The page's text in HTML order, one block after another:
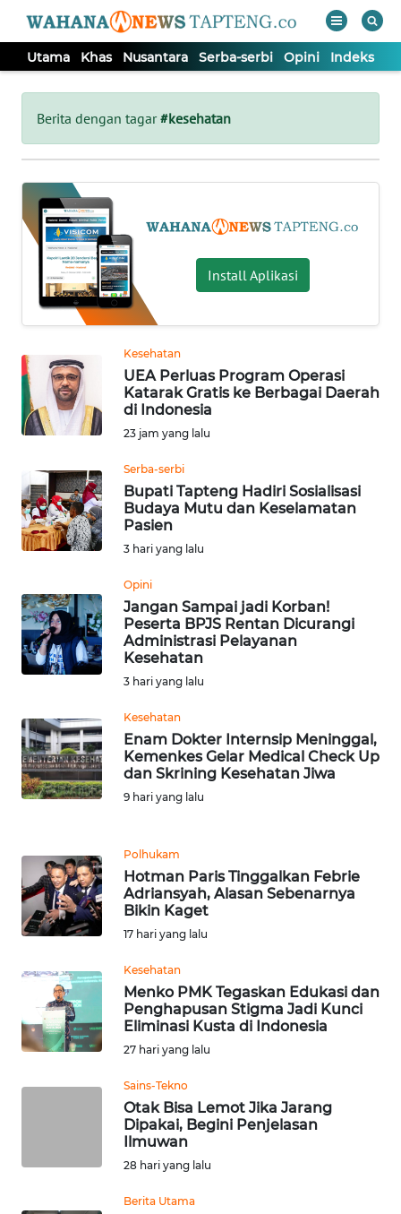
Utama Khas Nusantara Serba-serbi Opini Indeks
Berita dengan tagar#kesehatan
Install Aplikasi
Kesehatan
UEA Perluas Program Operasi
Katarak Gratis ke Berbagai Daerah
di Indonesia
23 jam yang lalu
Serba-serbi
Bupati Tapteng Hadiri Sosialisasi
Budaya Mutu dan Keselamatan
Pasien
3 hari yang lalu
Opini
Jangan Sampai jadi Korban!
Peserta BPJS Rentan Dicurangi
Administrasi Pelayanan
Kesehatan
3 hari yang lalu
Kesehatan
Enam Dokter Internsip Meninggal,
Kemenkes Gelar Medical Check Up
dan Skrining Kesehatan Jiwa
9 hari yang lalu
Polhukam
Hotman Paris Tinggalkan Febrie
Adriansyah, Alasan Sebenarnya
Bikin Kaget
17 hari yang lalu
Kesehatan
Menko PMK Tegaskan Edukasi dan
Penghapusan Stigma Jadi Kunci
Eliminasi Kusta di Indonesia
27 hari yang lalu
Sains-Tekno
Otak Bisa Lemot Jika Jarang
Dipakai, Begini Penjelasan
Ilmuwan
28 hari yang lalu
Berita Utama
Tutup
UTAMA
KHAS
NUSANTARA
SERBA-
SERBI
OPINI
Informasi
INDEKS
BERITA
KONTAK
KAMI
INFO
IKLAN
TENTANG
PEDOMAN
MEDIA
SIBER
KARIR
DISCLAIMER
News
Regional
WN
WN